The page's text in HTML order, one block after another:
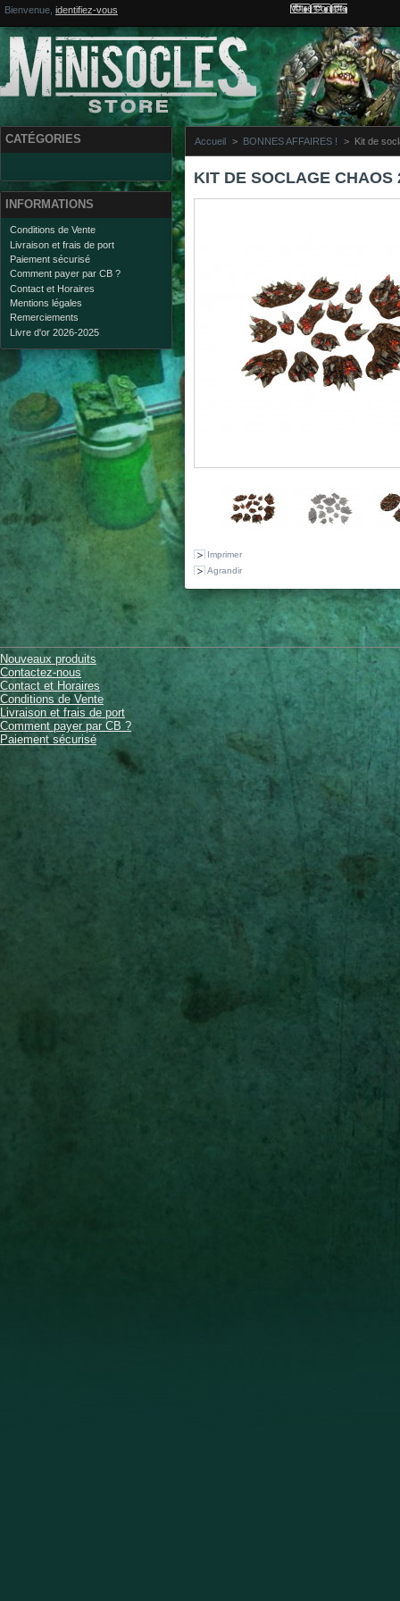
Bienvenue, identifiez-vous Votre compte
CATÉGORIES
INFORMATIONS
Conditions de Vente
Livraison et frais de port
Paiement sécurisé
Comment payer par CB ?
Contact et Horaires
Mentions légales
Remerciements
Livre d'or 2026-2025
Accueil > BONNES AFFAIRES ! > Kit de
KIT DE SOCLAGE CHAOS
Imprimer
Agrandir
Nouveaux produits
Contactez-nous
Contact et Horaires
Conditions de Vente
Livraison et frais de port
Comment payer par CB ?
Paiement sécurisé